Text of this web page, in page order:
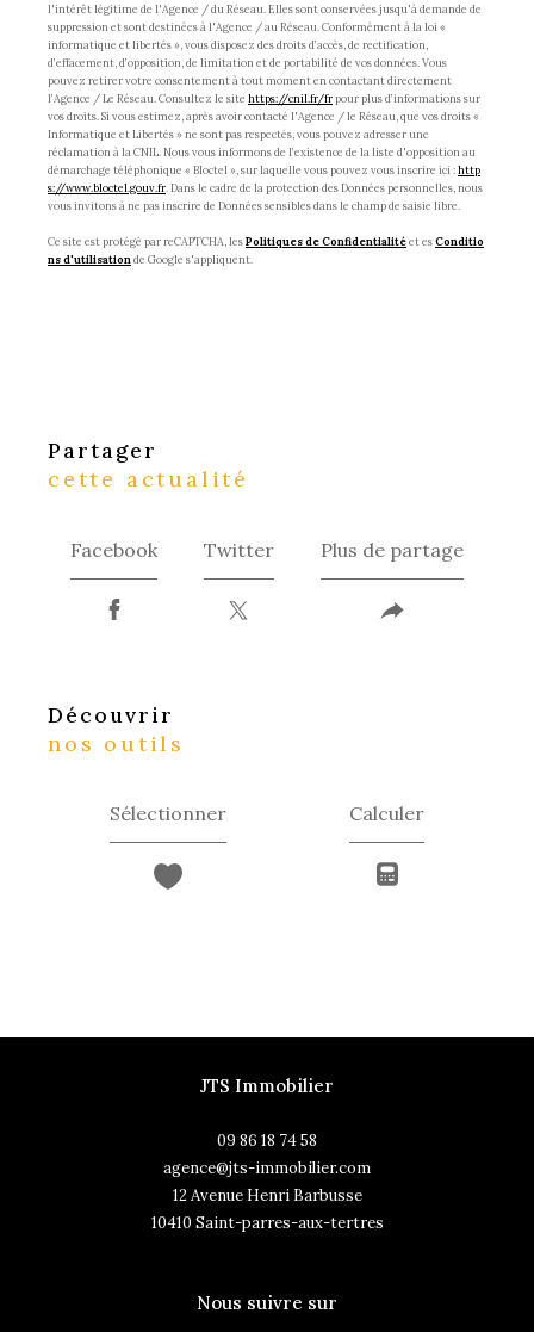
l'intérêt légitime de l'Agence / du Réseau. Elles sont conservées jusqu'à demande de
suppression et sont destinées à l'Agence / au Réseau. Conformément à la loi «
informatique et libertés », vous disposez des droits d’accès, de rectification,
d’effacement, d’opposition, de limitation et de portabilité de vos données. Vous
pouvez retirer votre consentement à tout moment en contactant directement
l’Agence / Le Réseau. Consultez le site https://cnil.fr/frpour plus d’informations sur
vos droits. Si vous estimez, après avoir contacté l'Agence / le Réseau, que vos droits «
Informatique et Libertés » ne sont pas respectés, vous pouvez adresser une
réclamation à la CNIL. Nous vous informons de l’existence de la liste d'opposition au
démarchage téléphonique « Bloctel », sur laquelle vous pouvez vous inscrire ici :http
s://www.bloctel.gouv.fr. Dans le cadre de la protection des Données personnelles, nous
vous invitons à ne pas inscrire de Données sensibles dans le champ de saisie libre.
Ce site est protégé par reCAPTCHA, lesPolitiques de Confidentialitéet esConditio
ns d'utilisationde Google s'appliquent.
partager
cette actualité
Facebook Twitter Plus de partage
découvrir
nos outils
Sélectionner Calculer
JTS Immobilier
09 86 18 74 58
agence@jts-immobilier.com
12 Avenue Henri Barbusse
10410
saint-parres-aux-tertres
Nous suivre sur